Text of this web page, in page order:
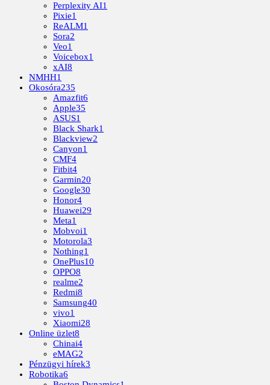
Perplexity AI1
Pixie1
ReALM1
Sora2
Veo1
Voicebox1
xAI8
NMHH1
Okosóra235
Amazfit6
Apple35
ASUS1
Black Shark1
Blackview2
Canyon1
CMF4
Fitbit4
Garmin20
Google30
Honor4
Huawei29
Meta1
Mobvoi1
Motorola3
Nothing1
OnePlus10
OPPO8
realme2
Redmi8
Samsung40
vivo1
Xiaomi28
Online üzlet8
Chinai4
eMAG2
Pénzügyi hírek3
Robotika6